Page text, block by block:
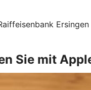
Ersingen
Sie mit